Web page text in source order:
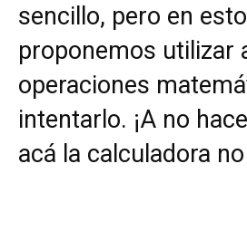
sencillo, pero en
proponemos utilizar
operaciones
intentarlo. ¡A no
acá la calculadora